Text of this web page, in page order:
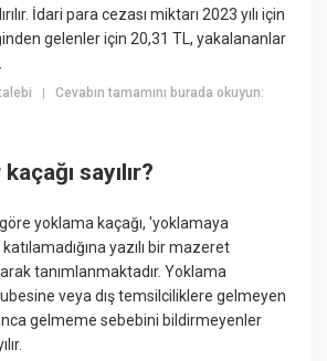
İdari para cezası miktarı 2023 yılı için
gelenler için 20,31 TL, yakalananlar
|Cevabın tamamını burada okuyun:
sayılır?
yoklama kaçağı, 'yoklamaya
yazılı bir mazeret
tanımlanmaktadır. Yoklama
veya dış temsilciliklere gelmeyen
gelmeme sebebini bildirmeyenler